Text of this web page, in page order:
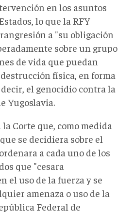
en los asuntos
lo que la RFY
a "su obligación
sobre un grupo
de vida que puedan
física, en forma
el genocidio contra la
Yugoslavia.
Corte que, como medida
se decidiera sobre el
a cada uno de los
que "cesara
el uso de la fuerza y se
amenaza o uso de la
Federal de